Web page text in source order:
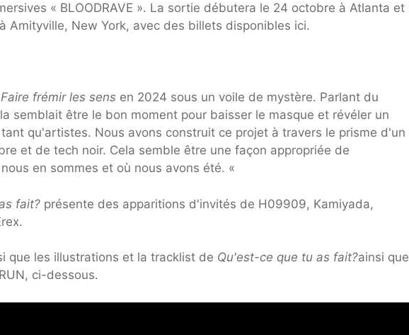
« BLOODRAVE ». La sortie débutera le 24 octobre à Atlanta et
Amityville, New York, avec des billets disponibles ici.
Faire frémir les sens en 2024 sous un voile de mystère. Parlant du
semblait être le bon moment pour baisser le masque et révéler un
qu'artistes. Nous avons construit ce projet à travers le prisme d'un
et de tech noir. Cela semble être une façon appropriée de
en sommes et où nous avons été. «
fait? présente des apparitions d'invités de H09909, Kamiyada,
que les illustrations et la tracklist de Qu'est-ce que tu as fait?ainsi que
ci-dessous.